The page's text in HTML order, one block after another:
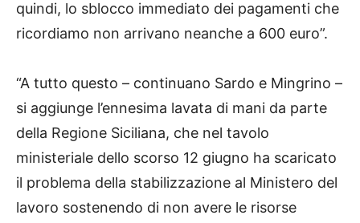
quindi, lo sblocco immediato dei pagamenti che
ricordiamo non arrivano neanche a 600 euro”.
“A tutto questo – continuano Sardo e Mingrino –
si aggiunge l’ennesima lavata di mani da parte
della Regione Siciliana, che nel tavolo
ministeriale dello scorso 12 giugno ha scaricato
il problema della stabilizzazione al Ministero del
lavoro sostenendo di non avere le risorse